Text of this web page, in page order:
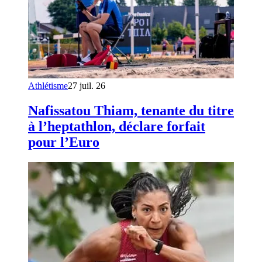
Athlétisme27 juil. 26
Nafissatou Thiam, tenante du titre
à l’heptathlon, déclare forfait
pour l’Euro